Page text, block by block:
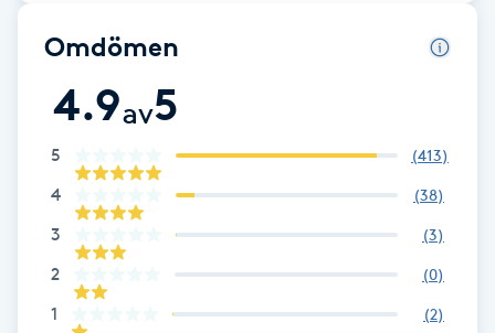
Extensions borttagning
Eyeliner-tatuering
Omdömen
4.9av5
5 (413)
4 (38)
3 (3)
2 (0)
1 (2)